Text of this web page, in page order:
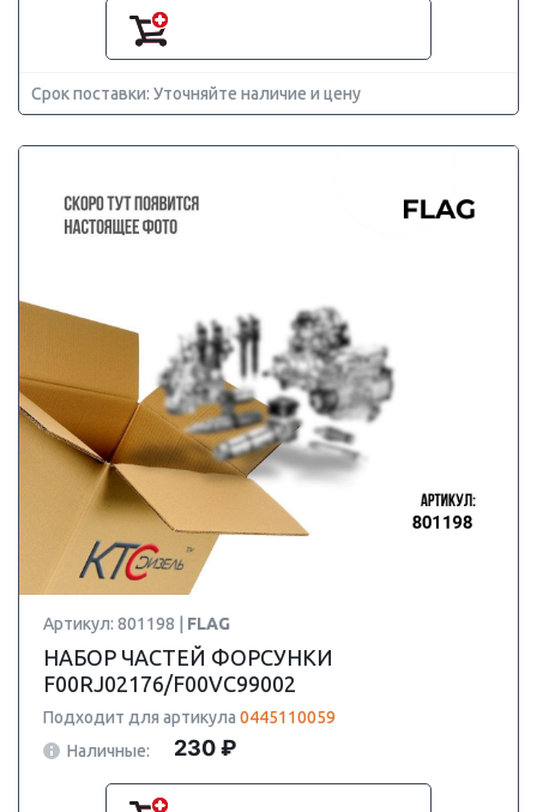
Срок поставки: Уточняйте наличие и цену
Артикул: 801198 | FLAG
НАБОР ЧАСТЕЙ ФОРСУНКИ
F00RJ02176/F00VC99002
Подходит для артикула 0445110059
Наличные:
230 ₽